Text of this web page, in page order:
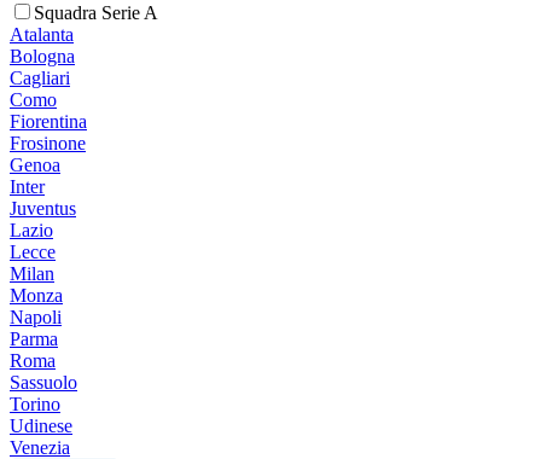
Squadra Serie A
Atalanta
Bologna
Cagliari
Como
Fiorentina
Frosinone
Genoa
Inter
Juventus
Lazio
Lecce
Milan
Monza
Napoli
Parma
Roma
Sassuolo
Torino
Udinese
Venezia